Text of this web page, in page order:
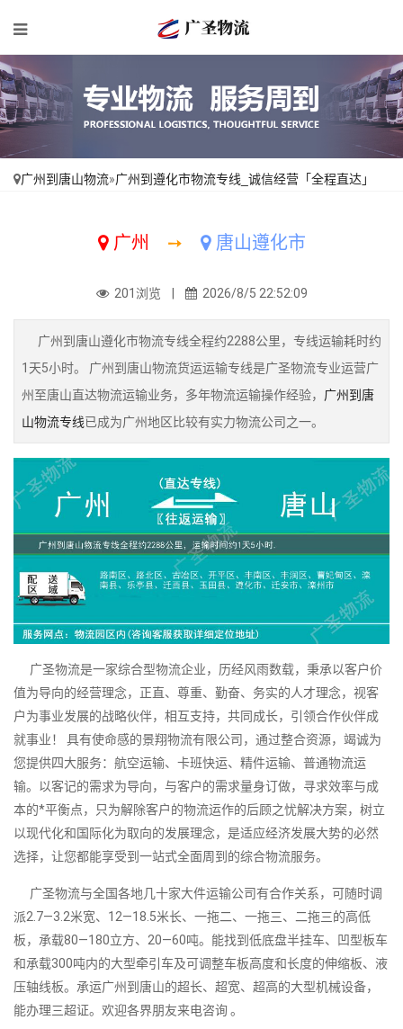
广州到唐山物流»广州到遵化市物流专线_诚信经营「全程直达」
广州 ➙ 唐山遵化市
201浏览 | 2026/8/5 22:52:09
广州到唐山遵化市物流专线全程约2288公里，专线运输耗时约
1天5小时。 广州到唐山物流货运运输专线是广圣物流专业运营广
州至唐山直达物流运输业务，多年物流运输操作经验， 广州到唐
山物流专线已成为广州地区比较有实力物流公司之一。
广圣物流是一家综合型物流企业，历经风雨数载，秉承以客户价
值为导向的经营理念，正直、尊重、勤奋、务实的人才理念，视客
户为事业发展的战略伙伴，相互支持，共同成长，引领合作伙伴成
就事业！ 具有使命感的景翔物流有限公司，通过整合资源，竭诚为
您提供四大服务：航空运输、卡班快运、精件运输、普通物流运
输。以客记的需求为导向，与客户的需求量身订做，寻求效率与成
本的*平衡点，只为解除客户的物流运作的后顾之忧解决方案，树立
以现代化和国际化为取向的发展理念，是适应经济发展大势的必然
选择，让您都能享受到一站式全面周到的综合物流服务。
广圣物流与全国各地几十家大件运输公司有合作关系，可随时调
派2.7—3.2米宽、12—18.5米长、一拖二、一拖三、二拖三的高低
板，承载80—180立方、20—60吨。能找到低底盘半挂车、凹型板车
和承载300吨内的大型牵引车及可调整车板高度和长度的伸缩板、液
压轴线板。承运广州到唐山的超长、超宽、超高的大型机械设备，
能办理三超证。欢迎各界朋友来电咨询 。